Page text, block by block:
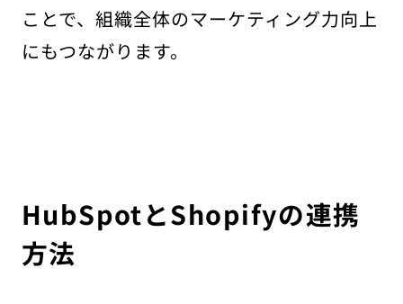
ことで、組織全体のマーケティング力向上
にもつながります。
HubSpotとShopifyの連携
方法